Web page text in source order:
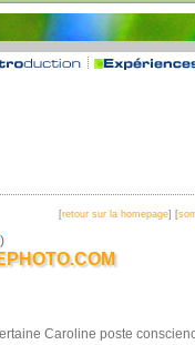
[retour sur la homepage] [
Caroline poste